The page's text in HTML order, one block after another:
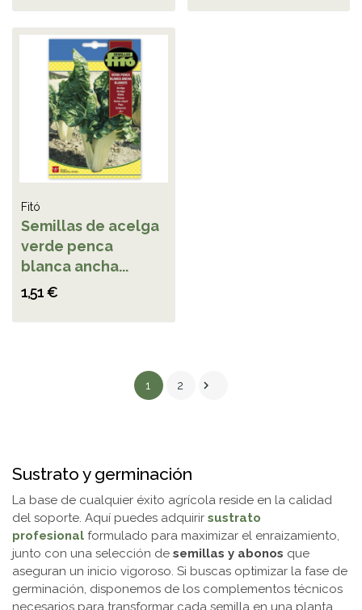
Fitó
Semillas de acelga
verde penca
blanca ancha...
1,51 €
1 2 
Sustrato y germinación
La base de cualquier éxito agrícola reside en la calidad
del soporte. Aquí puedes adquirir sustrato
profesional formulado para maximizar el enraizamiento,
junto con una selección de semillas y abonos que
aseguran un inicio vigoroso. Si buscas optimizar la fase de
germinación, disponemos de los complementos técnicos
necesarios para transformar cada semilla en una planta